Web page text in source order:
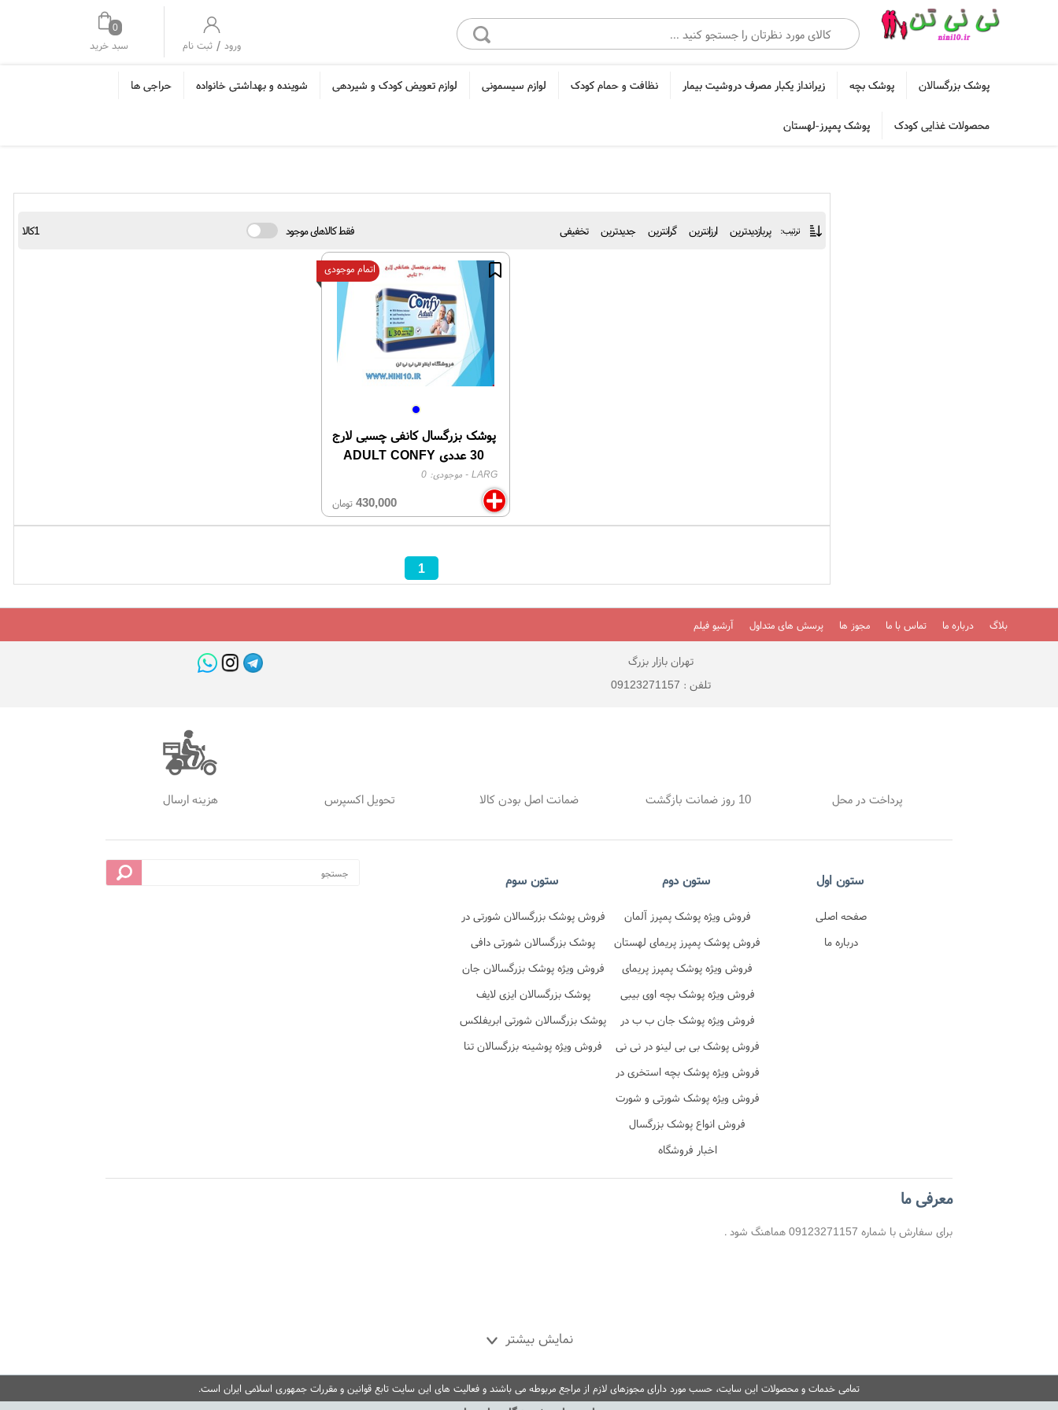
0
سبد خرید ورود / ثبت نام
پوشک بزرگسالان پوشک بچه زیرانداز یکبار مصرف دروشیت بیمار نظافت و حمام کودک لوازم سیسمونی لوازم تعویض کودک و شیردهی شوینده و بهداشتی خانواده حراجی ها
محصولات غذایی کودک پوشک پمپرز-لهستان
ترتیب: پربازدیدترین ارزانترین گرانترین جدیدترین تخفیفی فقط کالاهای موجود 1کالا
پوشک بزرگسال کانفی چسبی لارج
30 عددی ADULT CONFY
LARG- موجودی: 0
430,000 تومان
اتمام موجودی
1
بلاگ درباره ما تماس با ما مجوز ها پرسش های متداول آرشیو فیلم
تهران بازار بزرگ
تلفن : 09123271157
پرداخت در محل 10 روز ضمانت بازگشت ضمانت اصل بودن کالا تحویل اکسپرس هزینه ارسال
ستون اول
صفحه اصلی
درباره ما
ستون دوم
فروش ویژه پوشک پمپرز آلمان
اصل در نی نی تن
فروش پوشک پمپرز پریمای لهستان
در نی نی تن
فروش ویژه پوشک پمپرز پریمای
ترک در نی نی تن
فروش ویژه پوشک بچه اوی بیبی
فروش ویژه پوشک جان ب ب در
نی نی تن
فروش پوشک بی بی لینو در نی نی
تن
فروش ویژه پوشک بچه استخری در
نی نی تن
فروش ویژه پوشک شورتی و شورت
آموزشی در نی نی تن
فروش انواع پوشک بزرگسال
اخبار فروشگاه
ستون سوم
فروش پوشک بزرگسالان شورتی در
فروشگاه نی نی تن
پوشک بزرگسالان شورتی دافی
فروش ویژه پوشک بزرگسالان جان
پد شورتی
پوشک بزرگسالان ایزی لایف
پوشک بزرگسالان شورتی ابریفلکس
فروش ویژه پوشینه بزرگسالان تنا
معرفی ما
برای سفارش با شماره 09123271157 هماهنگ شود .
نمایش بیشتر
تمامی خدمات و محصولات این سایت، حسب مورد دارای مجوزهای لازم از مراجع مربوطه می باشند و فعالیت های این سایت تابع قوانین و مقررات جمهوری اسلامی ایران است.